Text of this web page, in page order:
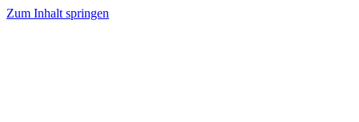
Zum Inhalt springen